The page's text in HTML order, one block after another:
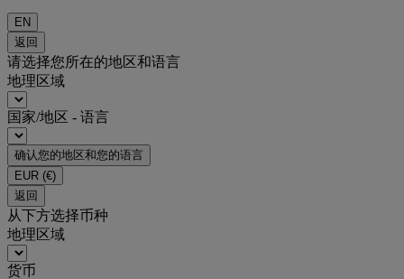
EN
返回
请选择您所在的地区和语言
地理区域
国家/地区 - 语言
确认您的地区和您的语言
EUR (€)
返回
从下方选择币种
地理区域
货币